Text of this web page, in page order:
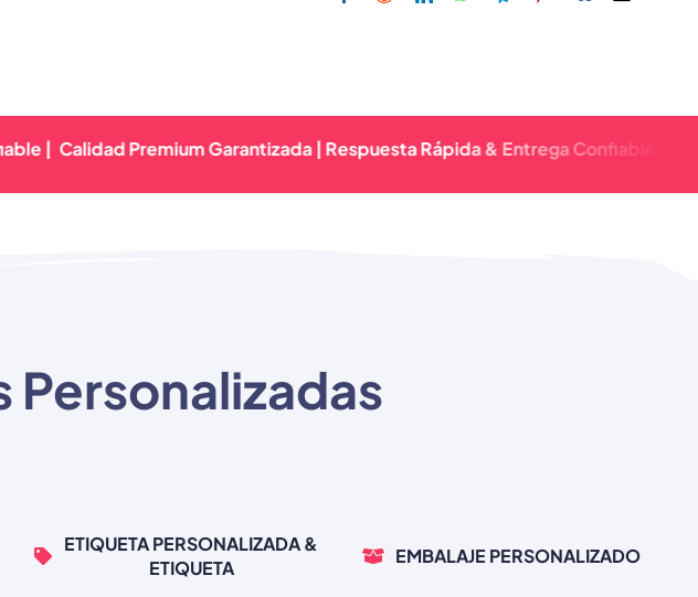
Premium Garantizada | Respuesta Rápida & Entrega Confiable | Calidad
Personalizadas
ETIQUETA PERSONALIZADA &
ETIQUETA
EMBALAJE PERSONALIZADO